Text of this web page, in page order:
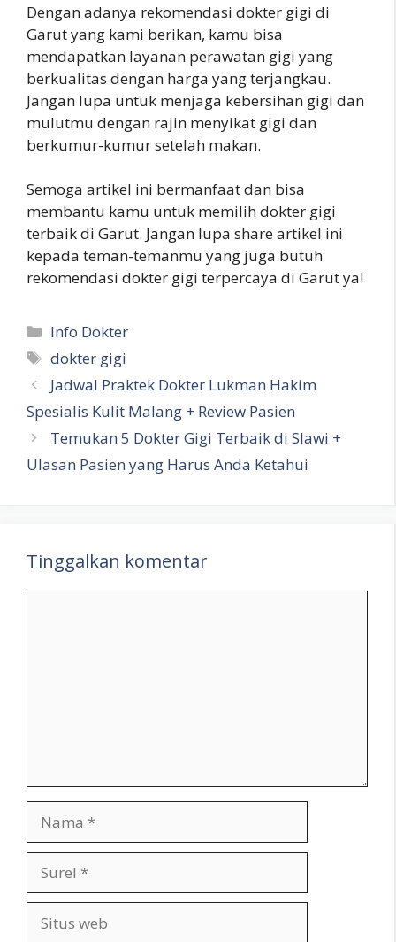
Dengan adanya rekomendasi dokter gigi di
Garut yang kami berikan, kamu bisa
mendapatkan layanan perawatan gigi yang
berkualitas dengan harga yang terjangkau.
Jangan lupa untuk menjaga kebersihan gigi dan
mulutmu dengan rajin menyikat gigi dan
berkumur-kumur setelah makan.
Semoga artikel ini bermanfaat dan bisa
membantu kamu untuk memilih dokter gigi
terbaik di Garut. Jangan lupa share artikel ini
kepada teman-temanmu yang juga butuh
rekomendasi dokter gigi terpercaya di Garut ya!
Kategori
Info Dokter
Tag
dokter gigi
Jadwal Praktek Dokter Lukman Hakim
Spesialis Kulit Malang + Review Pasien
Temukan 5 Dokter Gigi Terbaik di Slawi +
Ulasan Pasien yang Harus Anda Ketahui
Tinggalkan komentar
web